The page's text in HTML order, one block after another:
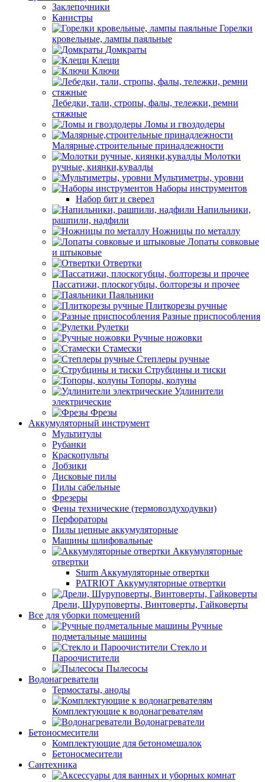
Заклепочники
Канистры
Горелки
кровельные, лампы паяльные
Домкраты
Клещи
Ключи
Лебедки, тали, стропы, фалы, тележки, ремни
стяжные
Ломы и гвоздодеры
Малярные,строительные принадлежности
Молотки
ручные, киянки,кувалды
Мультиметры, уровни
Наборы инструментов
Набор бит и сверел
Напильники,
рашпили, надфили
Ножницы по металлу
Лопаты совковые
и штыковые
Отвертки
Пассатижи, плоскогубцы, болторезы и прочее
Паяльники
Плиткорезы ручные
Разные приспособления
Рулетки
Ручные ножовки
Стамески
Степлеры ручные
Струбцины и тиски
Топоры, колуны
Удлинители
электрические
Фрезы
Аккумуляторный инструмент
Мультитулы
Рубанки
Краскопульты
Лобзики
Дисковые пилы
Пилы сабельные
Фрезеры
Фены технические (термовоздуходувки)
Перфораторы
Пилы цепные аккумуляторные
Машины шлифовальные
Аккумуляторные
отвертки
Sturm Аккумуляторные отвертки
PATRIOT Аккумуляторные отвертки
Дрели, Шуруповерты, Винтоверты, Гайковерты
Все для уборки помещений
Ручные
подметальные машины
Стекло и
Пароочистители
Пылесосы
Водонагреватели
Термостаты, аноды
Комплектующие к водонагревателям
Водонагреватели
Бетоносмесители
Комплектующие для бетономешалок
Бетоносмесители
Сантехника